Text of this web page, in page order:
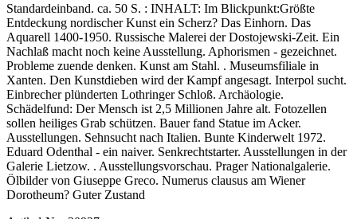
Standardeinband. ca. 50 S. : INHALT: Im Blickpunkt:Größte
Entdeckung nordischer Kunst ein Scherz? Das Einhorn. Das
Aquarell 1400-1950. Russische Malerei der Dostojewski-Zeit. Ein
Nachlaß macht noch keine Ausstellung. Aphorismen - gezeichnet.
Probleme zuende denken. Kunst am Stahl. . Museumsfiliale in
Xanten. Den Kunstdieben wird der Kampf angesagt. Interpol sucht.
Einbrecher plünderten Lothringer Schloß. Archäologie.
Schädelfund: Der Mensch ist 2,5 Millionen Jahre alt. Fotozellen
sollen heiliges Grab schützen. Bauer fand Statue im Acker.
Ausstellungen. Sehnsucht nach Italien. Bunte Kinderwelt 1972.
Eduard Odenthal - ein naiver. Senkrechtstarter. Ausstellungen in der
Galerie Lietzow. . Ausstellungsvorschau. Prager Nationalgalerie.
Ölbilder von Giuseppe Greco. Numerus clausus am Wiener
Dorotheum? Guter Zustand